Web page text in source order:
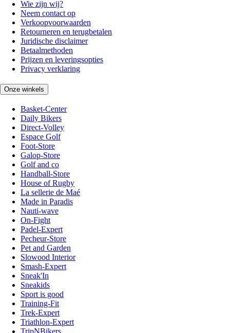
Wie zijn wij?
Neem contact op
Verkoopvoorwaarden
Retourneren en terugbetalen
Juridische disclaimer
Betaalmethoden
Prijzen en leveringsopties
Privacy verklaring
Onze winkels
Basket-Center
Daily Bikers
Direct-Volley
Espace Golf
Foot-Store
Galop-Store
Golf and co
Handball-Store
House of Rugby
La sellerie de Maé
Made in Paradis
Nauti-wave
On-Fight
Padel-Expert
Pecheur-Store
Pet and Garden
Slowood Interior
Smash-Expert
Sneak'In
Sneakids
Sport is good
Training-Fit
Trek-Expert
Triathlon-Expert